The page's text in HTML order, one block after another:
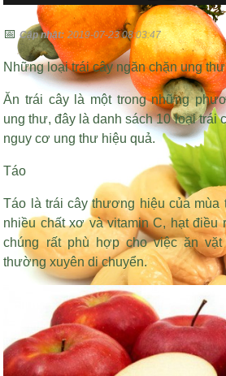
📅Cập nhật: 2019-07-23 08:03:47
Những loại trái cây ngăn chặn ung
Ăn trái cây là một trong những
ung thư, đây là danh sách 10 loại trái
nguy cơ ung thư hiệu quả.
Táo
Táo là trái cây thương hiệu của mùa
nhiều chất xơ và vitamin C,hạt điều
chúng rất phù hợp cho việc ăn
thường xuyên di chuyển.